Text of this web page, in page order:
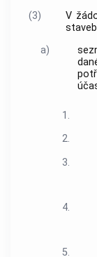
(3)
V
a)
1.
2.
3.
4.
5.